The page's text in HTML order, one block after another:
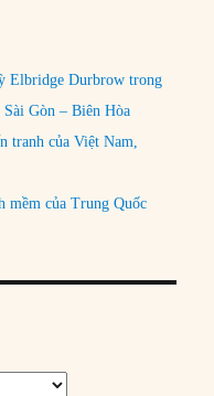
Elbridge Durbrow trong
Gòn – Biên Hòa
tranh của Việt Nam,
mềm của Trung Quốc